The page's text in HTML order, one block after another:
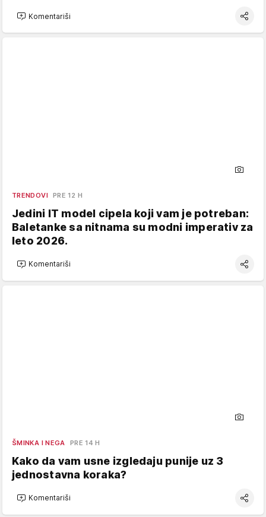
Komentariši
TRENDOVI PRE 12 H
Jedini IT model cipela koji vam je potreban:
Baletanke sa nitnama su modni imperativ za
leto 2026.
Komentariši
ŠMINKA I NEGA PRE 14 H
Kako da vam usne izgledaju punije uz 3
jednostavna koraka?
Komentariši